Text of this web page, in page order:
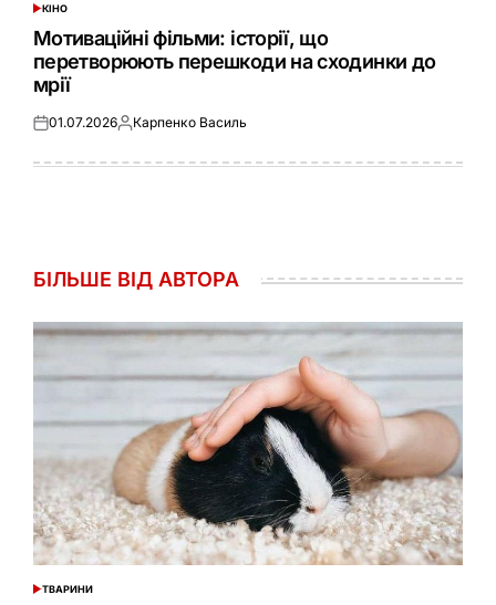
ОПУБЛІКУВАТИ
У
КІНО
Мотиваційні фільми: історії, що
перетворюють перешкоди на сходинки до
мрії
Оприлюднено
01.07.2026Опубліковано
Карпенко Василь
БІЛЬШЕ ВІД АВТОРА
ОПУБЛІКУВАТИ
ТВАРИНИ